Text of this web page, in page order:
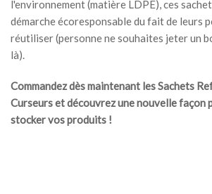
l'environnement (matière LDPE), ces
démarche écoresponsable du fait de leurs
réutiliser (personne ne souhaites jeter un
là).
Commandez dès maintenant les Sachets
Curseurs et découvrez une nouvelle façon
stocker vos produits !